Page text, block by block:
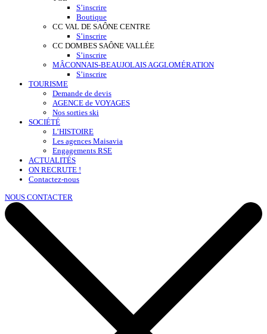
S’inscrire
Boutique
CC VAL DE SAÔNE CENTRE
S’inscrire
CC DOMBES SAÔNE VALLÉE
S’inscrire
MÂCONNAIS-BEAUJOLAIS AGGLOMÉRATION
S’inscrire
TOURISME
Demande de devis
AGENCE de VOYAGES
Nos sorties ski
SOCIÉTÉ
L’HISTOIRE
Les agences Maisavia
Engagements RSE
ACTUALITÉS
ON RECRUTE !
Contactez-nous
NOUS CONTACTER